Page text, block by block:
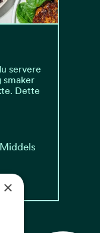
servere
smaker
Dette
×